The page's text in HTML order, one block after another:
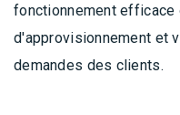
fonctionnement efficace
d'approvisionnement et
demandes des clients.